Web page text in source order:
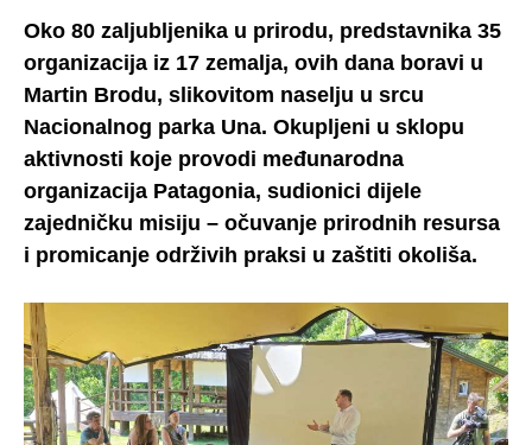
Oko 80 zaljubljenika u prirodu, predstavnika 35
organizacija iz 17 zemalja, ovih dana boravi u
Martin Brodu, slikovitom naselju u srcu
Nacionalnog parka Una. Okupljeni u sklopu
aktivnosti koje provodi međunarodna
organizacija Patagonia, sudionici dijele
zajedničku misiju – očuvanje prirodnih resursa
i promicanje održivih praksi u zaštiti okoliša.